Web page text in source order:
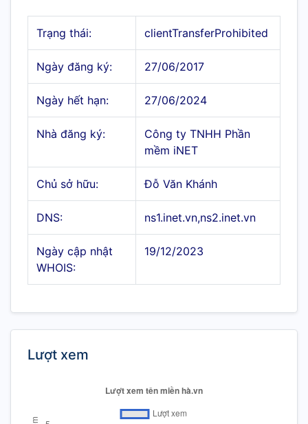
Trạng thái: clientTransferProhibited
Ngày đăng ký: 27/06/2017
Ngày hết hạn: 27/06/2024
Nhà đăng ký:
Công ty TNHH Phần
mềm iNET
Chủ sở hữu: Đỗ Văn Khánh
DNS: ns1.inet.vn,ns2.inet.vn
Ngày cập nhật
WHOIS:
19/12/2023
Lượt xem